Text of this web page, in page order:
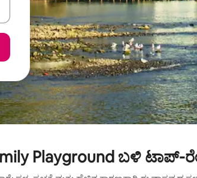
Playground ಬಳಿ